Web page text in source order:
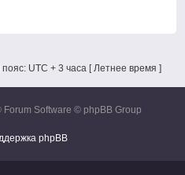
UTC + 3 часа [ Летнее время ]
Forum Software © phpBB Group
phpBB